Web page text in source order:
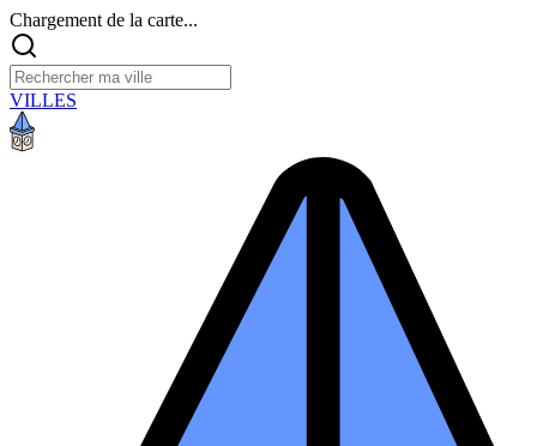
Chargement de la carte...
VILLES